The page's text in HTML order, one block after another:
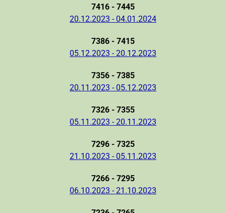
7416 - 7445
20.12.2023 - 04.01.2024
7386 - 7415
05.12.2023 - 20.12.2023
7356 - 7385
20.11.2023 - 05.12.2023
7326 - 7355
05.11.2023 - 20.11.2023
7296 - 7325
21.10.2023 - 05.11.2023
7266 - 7295
06.10.2023 - 21.10.2023